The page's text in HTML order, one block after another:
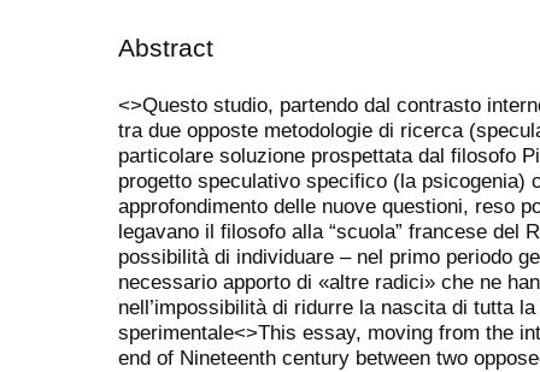
Abstract
<>Questo studio, partendo dal contrasto
tra due opposte metodologie di ricerca
particolare soluzione prospettata dal filosofo
progetto speculativo specifico (la psicogenia)
approfondimento delle nuove questioni, reso
legavano il filosofo alla “scuola” francese del
possibilità di individuare – nel primo periodo
necessario apporto di «altre radici» che ne
nell’impossibilità di ridurre la nascita di tutta
sperimentale<>This essay, moving from the
end of Nineteenth century between two